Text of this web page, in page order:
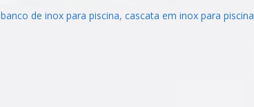
banco de inox para piscina, cascata em inox para piscina